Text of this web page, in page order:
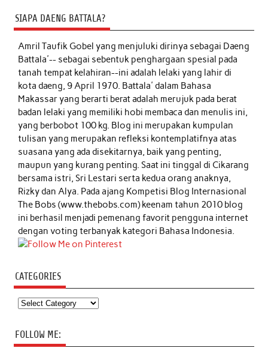
SIAPA DAENG BATTALA?
Amril Taufik Gobelyang menjuluki dirinya sebagai Daeng
Battala'-- sebagai sebentuk penghargaan spesial pada
tanah tempat kelahiran--ini adalah lelaki yang lahir di
kota daeng, 9 April 1970. Battala' dalam Bahasa
Makassar yang berarti berat adalah merujuk pada berat
badan lelaki yang memiliki hobi membaca dan menulis ini,
yang berbobot 100 kg. Blog ini merupakan kumpulan
tulisan yang merupakan refleksi kontemplatifnya atas
suasana yang ada disekitarnya, baik yang penting,
maupun yang kurang penting. Saat ini tinggal di Cikarang
bersama istri, Sri Lestari serta kedua orang anaknya,
Rizky dan Alya. Pada ajang Kompetisi Blog Internasional
The Bobs (www.thebobs.com) keenam tahun 2010 blog
ini berhasil menjadi pemenang favorit pengguna internet
dengan voting terbanyak kategori Bahasa Indonesia.
CATEGORIES
Categories
FOLLOW ME: